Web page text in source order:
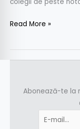
Read More »
Abonează-te la